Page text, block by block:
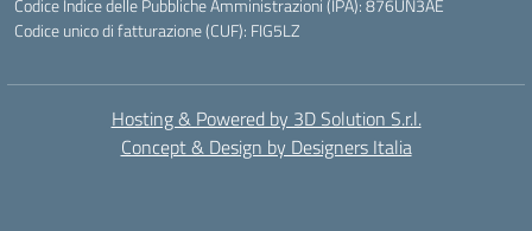
Codice Indice delle Pubbliche Amministrazioni (IPA): 876UN3AE
Codice unico di fatturazione (CUF): FIG5LZ
Hosting & Powered by 3D Solution S.r.l.
Concept & Design by Designers Italia